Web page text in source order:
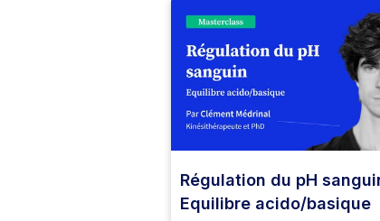
Régulation du pH
Equilibre acido/basique